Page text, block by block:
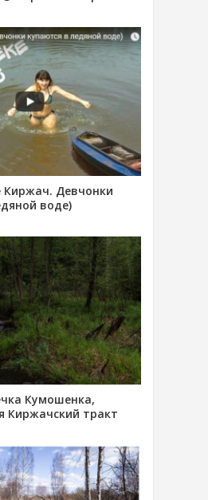
Киржач. Девчонки
воде)
Кумошенка,
Киржачский тракт